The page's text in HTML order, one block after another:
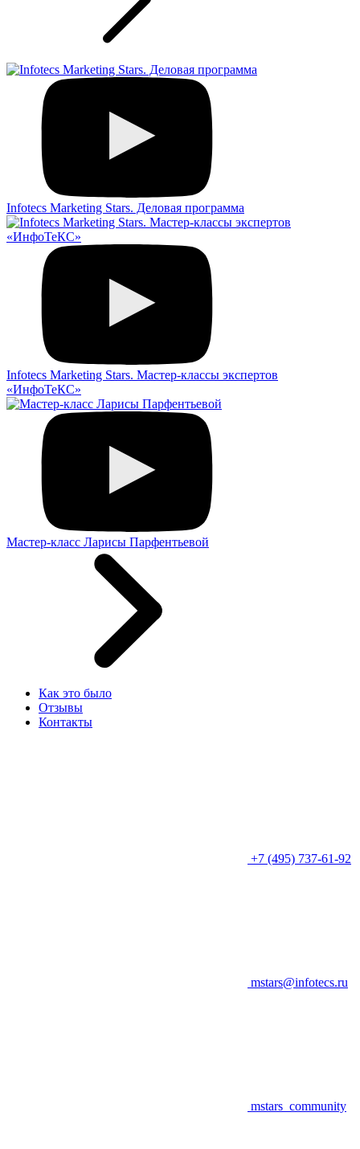
Infotecs Marketing Stars. Деловая программа
Infotecs Marketing Stars. Мастер-классы экспертов
«ИнфоТеКС»
Мастер-класс Ларисы Парфентьевой
Как это было
Отзывы
Контакты
+7 (495) 737-61-92
mstars@infotecs.ru
mstars_community